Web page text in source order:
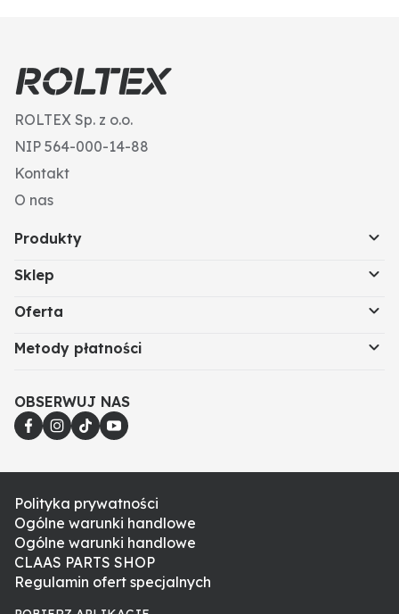
ROLTEX Sp. z o.o.
NIP 564-000-14-88
Kontakt
O nas
Produkty
Sklep
Oferta
Metody płatności
OBSERWUJ NAS
Polityka prywatności
Ogólne warunki handlowe
Ogólne warunki handlowe
CLAAS PARTS SHOP
Regulamin ofert specjalnych